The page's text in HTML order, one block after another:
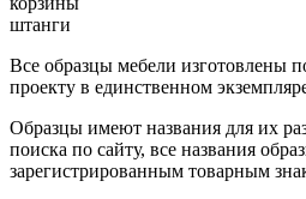
штанги
Все образцы мебели изготовлены
проекту в единственном
Образцы имеют названия для их
поиска по сайту, все названия
зарегистрированным товарным